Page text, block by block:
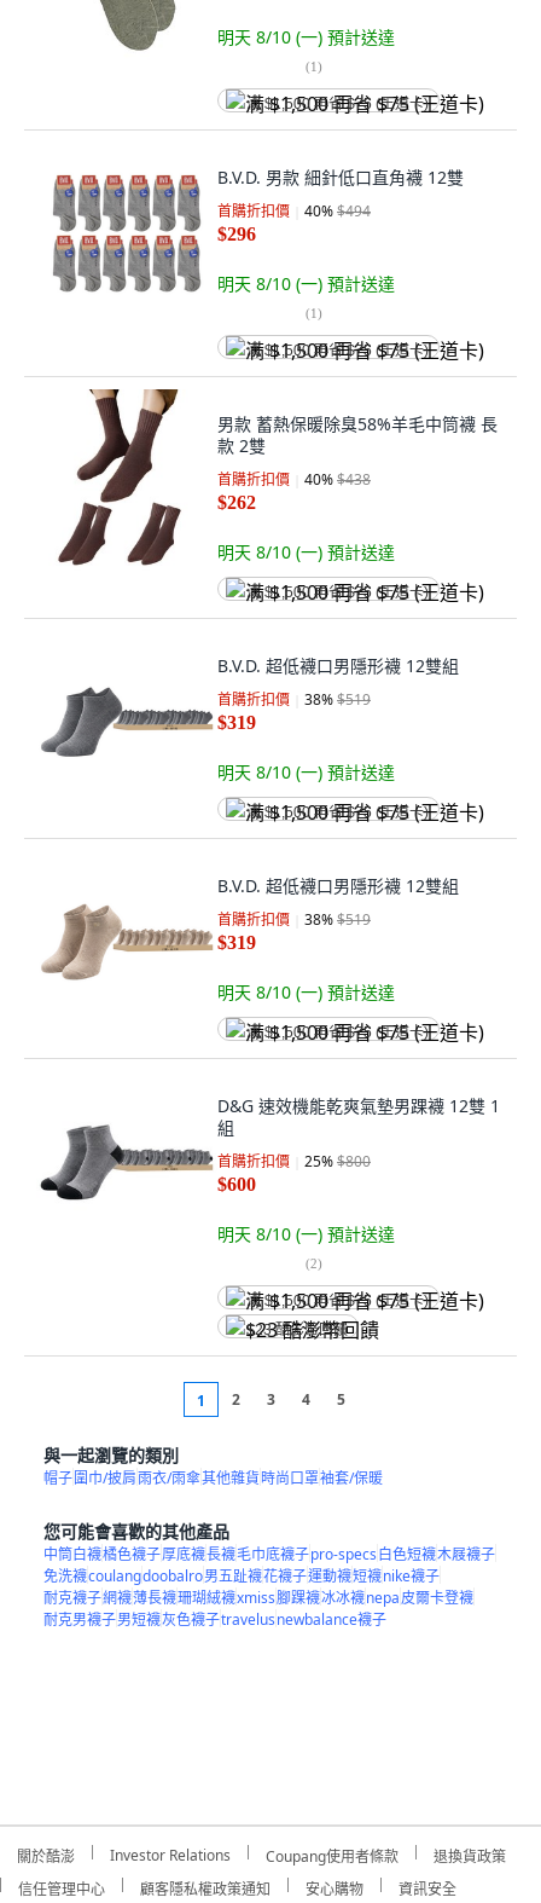
明天 8/10 (一) 預計送達
(1)
满 $1,500 再省 $75 (王道卡)
B.V.D. 男款 細針低口直角襪 12雙
首購折扣價 40%$494
$296
明天 8/10 (一) 預計送達
(1)
满 $1,500 再省 $75 (王道卡)
男款 蓄熱保暖除臭58%羊毛中筒襪 長
款 2雙
首購折扣價 40%$438
$262
明天 8/10 (一) 預計送達
满 $1,500 再省 $75 (王道卡)
B.V.D. 超低襪口男隱形襪 12雙組
首購折扣價 38%$519
$319
明天 8/10 (一) 預計送達
满 $1,500 再省 $75 (王道卡)
B.V.D. 超低襪口男隱形襪 12雙組
首購折扣價 38%$519
$319
明天 8/10 (一) 預計送達
满 $1,500 再省 $75 (王道卡)
D&G 速效機能乾爽氣墊男踝襪 12雙 1
組
首購折扣價 25%$800
$600
明天 8/10 (一) 預計送達
(2)
满 $1,500 再省 $75 (王道卡)
$23 酷澎幣回饋
1 2 3 4 5
與一起瀏覽的類別
帽子圍巾/披肩雨衣/雨傘其他雜貨時尚口罩袖套/保暖
您可能會喜歡的其他產品
中筒白襪橘色襪子厚底襪長襪毛巾底襪子pro-specs白色短襪木屐襪子
免洗襪coulangdoobalro男五趾襪花襪子運動襪短襪nike襪子
耐克襪子網襪薄長襪珊瑚絨襪xmiss腳踝襪冰冰襪nepa皮爾卡登襪
耐克男襪子男短襪灰色襪子travelusnewbalance襪子
關於酷澎 Investor Relations Coupang使用者條款
退換貨政策
信任管理中心
顧客隱私權政策通知 安心購物 資訊安全